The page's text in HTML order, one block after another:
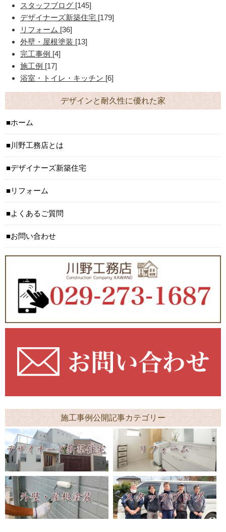
スタッフブログ [145]
デザイナーズ新築住宅 [179]
リフォーム [36]
外壁・屋根塗装 [13]
完工事例 [4]
施工例 [17]
浴室・トイレ・キッチン [6]
デザインと耐久性に優れた家
ホーム
川野工務店とは
デザイナーズ新築住宅
リフォーム
よくあるご質問
お問い合わせ
施工事例公開記事カテゴリー